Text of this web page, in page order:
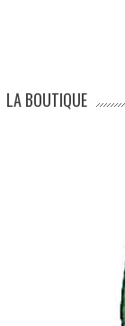
LA BOUTIQUE